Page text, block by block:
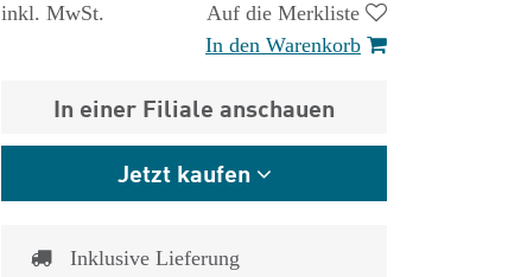
inkl. MwSt.
Auf die Merkliste
In den Warenkorb
In einer Filiale anschauen
Jetzt kaufen
Inklusive Lieferung